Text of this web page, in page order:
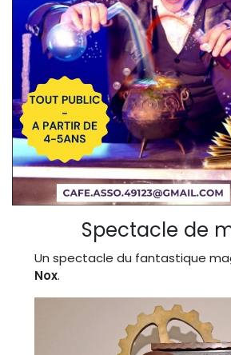
Spectacle de
Un spectacle du fantastique
Nox.